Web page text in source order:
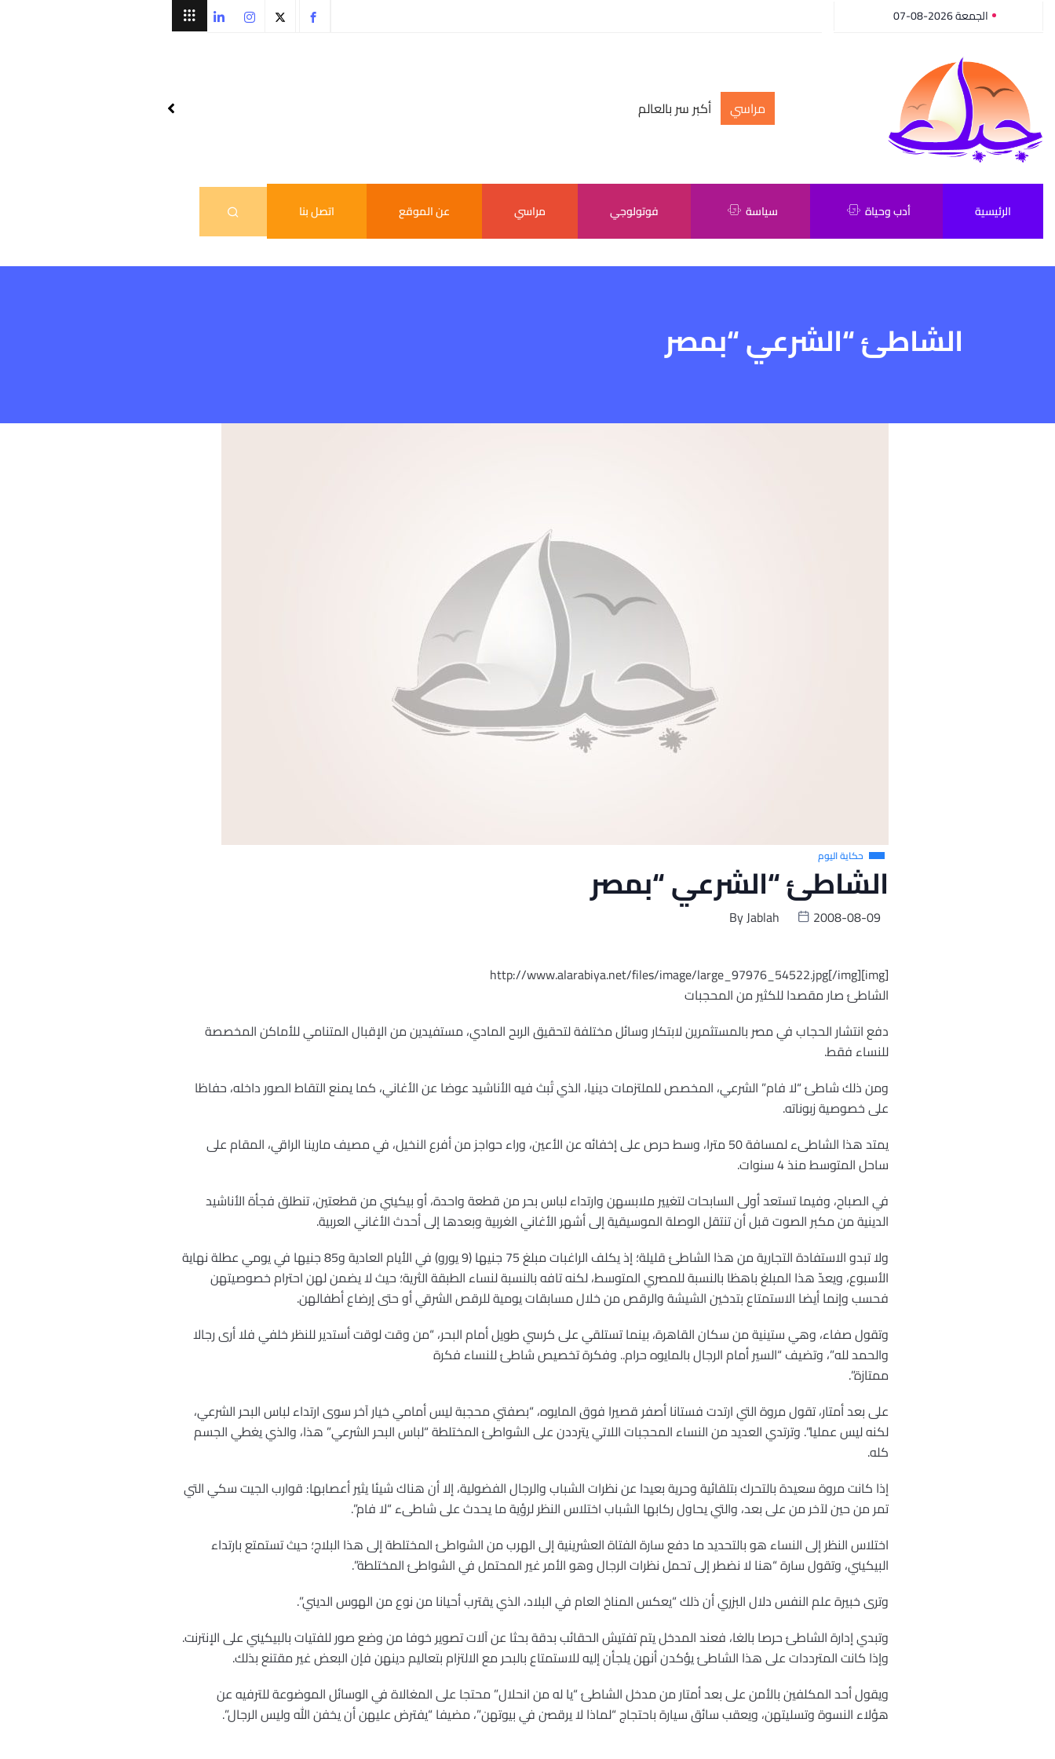
الجمعة 2026-08-07
مراسي أكبر سر بالعالم
الرئيسية أدب وحياة سياسة فوتولوجي مراسي عن الموقع اتصل بنا
الشاطئ “الشرعي “بمصر
حكاية اليوم
الشاطئ “الشرعي “بمصر
ByJablah 2008-08-09
[img]http://www.alarabiya.net/files/image/large_97976_54522.jpg[/img]
الشاطئ صار مقصدا للكثير من المحجبات
دفع انتشار الحجاب في مصر بالمستثمرين لابتكار وسائل مختلفة لتحقيق الربح المادي، مستفيدين من الإقبال المتنامي للأماكن المخصصة
للنساء فقط.
ومن ذلك شاطئ “لا فام” الشرعي، المخصص للملتزمات دينيا، الذي تُبث فيه الأناشيد عوضا عن الأغاني، كما يمنع التقاط الصور داخله، حفاظا
على خصوصية زبوناته.
يمتد هذا الشاطىء لمسافة 50 مترا، وسط حرص على إخفائه عن الأعين، وراء حواجز من أفرع النخيل، في مصيف مارينا الراقي، المقام على
ساحل المتوسط منذ 4 سنوات.
في الصباح، وفيما تستعد أولى السابحات لتغيير ملابسهن وارتداء لباس بحر من قطعة واحدة، أو بيكيني من قطعتين، تنطلق فجأة الأناشيد
الدينية من مكبر الصوت قبل أن تنتقل الوصلة الموسيقية إلى أشهر الأغاني الغربية وبعدها إلى أحدث الأغاني العربية.
ولا تبدو الاستفادة التجارية من هذا الشاطئ قليلة؛ إذ يكلف الراغبات مبلغ 75 جنيها (9 يورو) في الأيام العادية و85 جنيها في يومي عطلة نهاية
الأسبوع، ويعدّ هذا المبلغ باهظا بالنسبة للمصري المتوسط، لكنه تافه بالنسبة لنساء الطبقة الثرية؛ حيث لا يضمن لهن احترام خصوصيتهن
فحسب وإنما أيضا الاستمتاع بتدخين الشيشة والرقص من خلال مسابقات يومية للرقص الشرقي أو حتى إرضاع أطفالهن.
وتقول صفاء، وهي ستينية من سكان القاهرة، بينما تستلقي على كرسي طويل أمام البحر، “من وقت لوقت أستدير للنظر خلفي فلا أرى رجالا
والحمد لله”، وتضيف “السير أمام الرجال بالمايوه حرام.. وفكرة تخصيص شاطئ للنساء فكرة
ممتازة”.
على بعد أمتار، تقول مروة التي ارتدت فستانا أصفر قصيرا فوق المايوه، “بصفتي محجبة ليس أمامي خيار آخر سوى ارتداء لباس البحر الشرعي،
لكنه ليس عمليا”. وترتدي العديد من النساء المحجبات اللاتي يترددن على الشواطئ المختلطة “لباس البحر الشرعي” هذا، والذي يغطي الجسم
كله.
إذا كانت مروة سعيدة بالتحرك بتلقائية وحرية بعيدا عن نظرات الشباب والرجال الفضولية، إلا أن هناك شيئا يثير أعصابها: قوارب الجيت سكي التي
تمر من حين لآخر من على بعد، والتي يحاول ركابها الشباب اختلاس النظر لرؤية ما يحدث على شاطىء “لا فام”.
اختلاس النظر إلى النساء هو بالتحديد ما دفع سارة الفتاة العشرينية إلى الهرب من الشواطئ المختلطة إلى هذا البلاج؛ حيث تستمتع بارتداء
البيكيني، وتقول سارة “هنا لا نضطر إلى تحمل نظرات الرجال وهو الأمر غير المحتمل في الشواطئ المختلطة”.
وترى خبيرة علم النفس دلال البزري أن ذلك “يعكس المناخ العام في البلاد، الذي يقترب أحيانا من نوع من الهوس الديني”.
وتبدي إدارة الشاطئ حرصا بالغا، فعند المدخل يتم تفتيش الحقائب بدقة بحثا عن آلات تصوير خوفا من وضع صور للفتيات بالبيكيني على الإنترنت.
وإذا كانت المترددات على هذا الشاطئ يؤكدن أنهن يلجأن إليه للاستمتاع بالبحر مع الالتزام بتعاليم دينهن فإن البعض غير مقتنع بذلك.
ويقول أحد المكلفين بالأمن على بعد أمتار من مدخل الشاطئ “يا له من انحلال” محتجا على المغالاة في الوسائل الموضوعة للترفيه عن
هؤلاء النسوة وتسليتهن، ويعقب سائق سيارة باحتجاج “لماذا لا يرقصن في بيوتهن”، مضيفا “يفترض عليهن أن يخفن الله وليس الرجال”.